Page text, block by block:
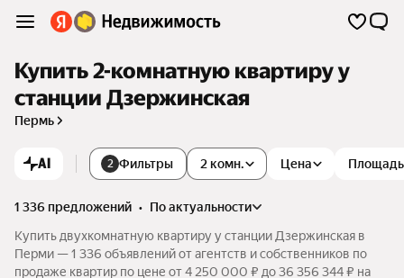
Купить 2-комнатную квартиру у
станции Дзержинская
Пермь
AI 2 Фильтры 2 комн. Цена Площадь
1 336 предложений •
по актуальности
Купить двухкомнатную квартиру у станции Дзержинская в
Перми — 1 336 объявлений от агентств и собственников по
продаже квартир по цене от 4 250 000 ₽ до 36 356 344 ₽ на